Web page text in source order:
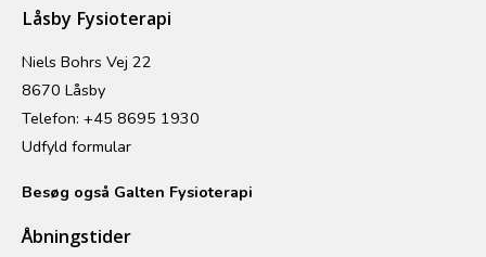
Låsby Fysioterapi
Niels Bohrs Vej 22
8670 Låsby
Telefon: +45 8695 1930
Udfyld formular
Besøg også Galten Fysioterapi
Åbningstider